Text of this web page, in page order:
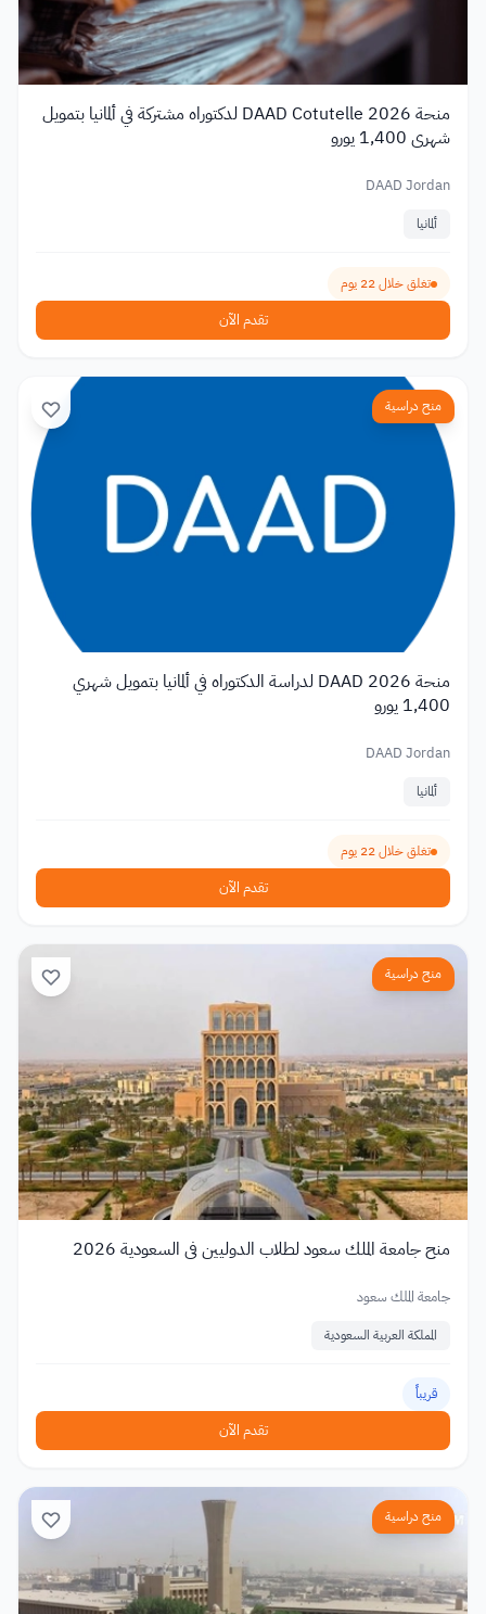
منحة DAAD Cotutelle 2026 لدكتوراه مشتركة في ألمانيا بتمويل
شهري 1,400 يورو
DAAD Jordan
ألمانيا
تغلق خلال 22 يوم
تقدم الآن
منح دراسية
منحة DAAD 2026 لدراسة الدكتوراه في ألمانيا بتمويل شهري
1,400 يورو
DAAD Jordan
ألمانيا
تغلق خلال 22 يوم
تقدم الآن
منح دراسية
منح جامعة الملك سعود لطلاب الدوليين في السعودية 2026
جامعة الملك سعود
المملكة العربية السعودية
قريباً
تقدم الآن
منح دراسية